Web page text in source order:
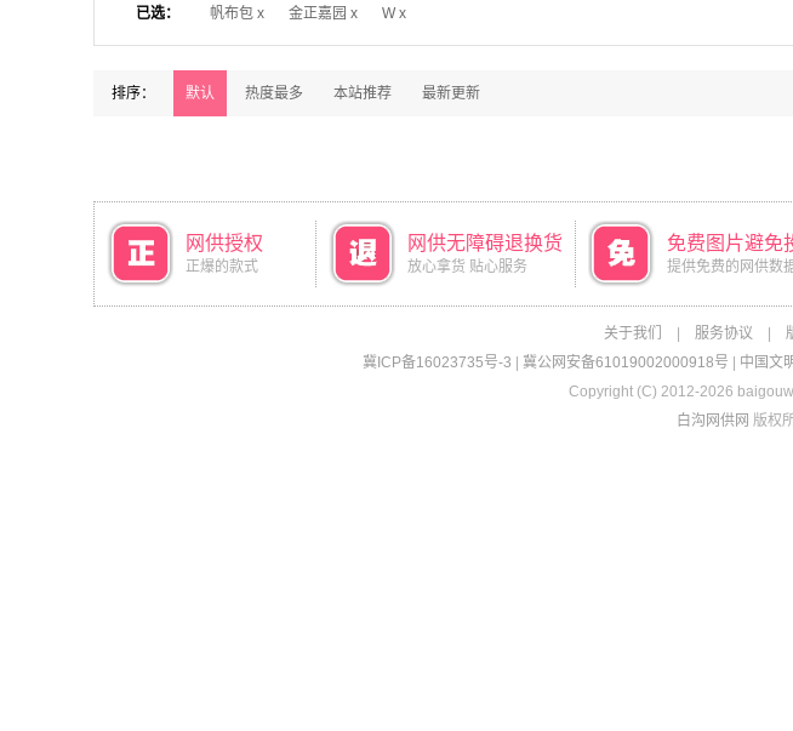
已选： 帆布包 x 金正嘉园 x W x
排序： 默认 热度最多 本站推荐 最新更新
网供授权
正爆的款式
网供无障碍退换货
放心拿货 贴心服务
免费图片避免
提供免费的网供数
关于我们 服务协议
冀ICP备16023735号-3
冀公网安备61019002000918号 中国文
Copyright (C) 2012-2026
白沟网供网 版权